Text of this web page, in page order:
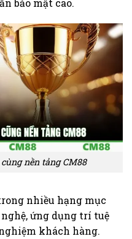
bảo mật cao.
nền tảng CM88
nhiều hạng mục
ứng dụng trí tuệ
khách hàng.